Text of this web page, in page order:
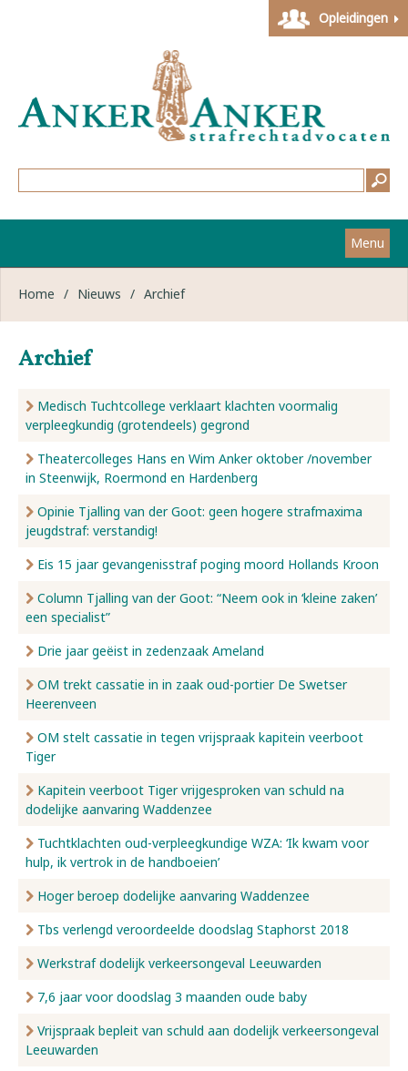
Opleidingen
Menu
Home
Strafzaken
Werkwijze
Nieuws
Over ons
Contact
Home / Nieuws / Archief
Archief
Medisch Tuchtcollege verklaart klachten voormalig
verpleegkundig (grotendeels) gegrond
Theatercolleges Hans en Wim Anker oktober /november
in Steenwijk, Roermond en Hardenberg
Opinie Tjalling van der Goot: geen hogere strafmaxima
jeugdstraf: verstandig!
Eis 15 jaar gevangenisstraf poging moord Hollands Kroon
Column Tjalling van der Goot: “Neem ook in ‘kleine zaken’
een specialist”
Drie jaar geëist in zedenzaak Ameland
OM trekt cassatie in in zaak oud-portier De Swetser
Heerenveen
OM stelt cassatie in tegen vrijspraak kapitein veerboot
Tiger
Kapitein veerboot Tiger vrijgesproken van schuld na
dodelijke aanvaring Waddenzee
Tuchtklachten oud-verpleegkundige WZA: ‘Ik kwam voor
hulp, ik vertrok in de handboeien’
Hoger beroep dodelijke aanvaring Waddenzee
Tbs verlengd veroordeelde doodslag Staphorst 2018
Werkstraf dodelijk verkeersongeval Leeuwarden
7,6 jaar voor doodslag 3 maanden oude baby
Vrijspraak bepleit van schuld aan dodelijk verkeersongeval
Leeuwarden